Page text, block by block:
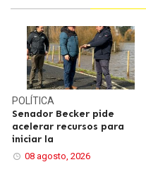
POLÍTICA
Senador Becker pide
acelerar recursos para
iniciar la
08 agosto, 2026